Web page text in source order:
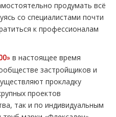
продумать всё
со специалистами почти
к профессионалам
в настоящее время
застройщиков и
прокладку
проектов
так и по индивидуальным